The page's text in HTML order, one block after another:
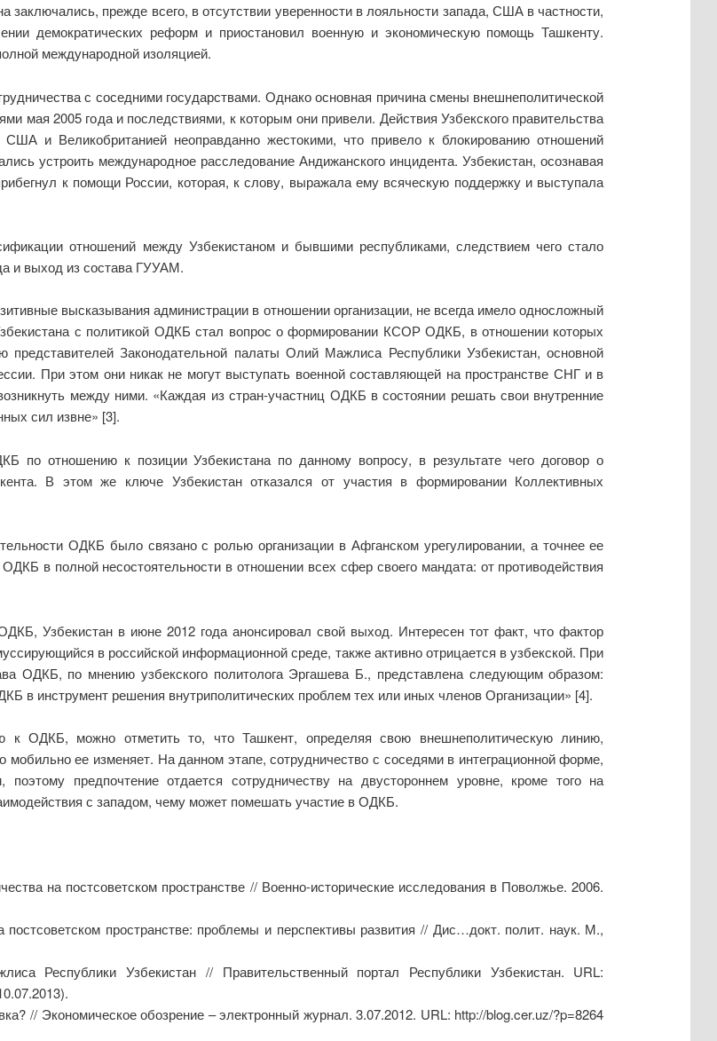
прежде всего, в отсутствии уверенности в лояльности запада, США в частности,
демократических реформ и приостановил военную и экономическую помощь Ташкенту.
международной изоляцией.
с соседними государствами. Однако основная причина смены внешнеполитической
мая 2005 года и последствиями, к которым они привели. Действия Узбекского правительства
и Великобританией неоправданно жестокими, что привело к блокированию отношений
устроить международное расследование Андижанского инцидента. Узбекистан, осознавая
к помощи России, которая, к слову, выражала ему всяческую поддержку и выступала
отношений между Узбекистаном и бывшими республиками, следствием чего стало
и выход из состава ГУУАМ.
высказывания администрации в отношении организации, не всегда имело односложный
с политикой ОДКБ стал вопрос о формировании КСОР ОДКБ, в отношении которых
Законодательной палаты Олий Мажлиса Республики Узбекистан, основной
При этом они никак не могут выступать военной составляющей на пространстве СНГ и в
между ними. «Каждая из стран-участниц ОДКБ в состоянии решать свои внутренние
сил извне» [3].
по отношению к позиции Узбекистана по данному вопросу, в результате чего договор о
В этом же ключе Узбекистан отказался от участия в формировании Коллективных
ОДКБ было связано с ролью организации в Афганском урегулировании, а точнее ее
в полной несостоятельности в отношении всех сфер своего мандата: от противодействия
Узбекистан в июне 2012 года анонсировал свой выход. Интересен тот факт, что фактор
в российской информационной среде, также активно отрицается в узбекской. При
ОДКБ, по мнению узбекского политолога Эргашева Б., представлена следующим образом:
в инструмент решения внутриполитических проблем тех или иных членов Организации» [4].
к ОДКБ, можно отметить то, что Ташкент, определяя свою внешнеполитическую линию,
мобильно ее изменяет. На данном этапе, сотрудничество с соседями в интеграционной форме,
предпочтение отдается сотрудничеству на двустороннем уровне, кроме того на
с западом, чему может помешать участие в ОДКБ.
на постсоветском пространстве // Военно-исторические исследования в Поволжье. 2006.
постсоветском пространстве: проблемы и перспективы развития // Дис…докт. полит. наук. М.,
Республики Узбекистан // Правительственный портал Республики Узбекистан. URL:
// Экономическое обозрение – электронный журнал. 3.07.2012. URL: http://blog.cer.uz/?p=8264